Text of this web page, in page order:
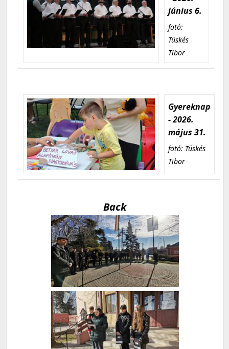
június 6.
fotó:
Tüskés
Tibor
Gyereknap
- 2026.
május 31.
fotó: Tüskés
Tibor
Back